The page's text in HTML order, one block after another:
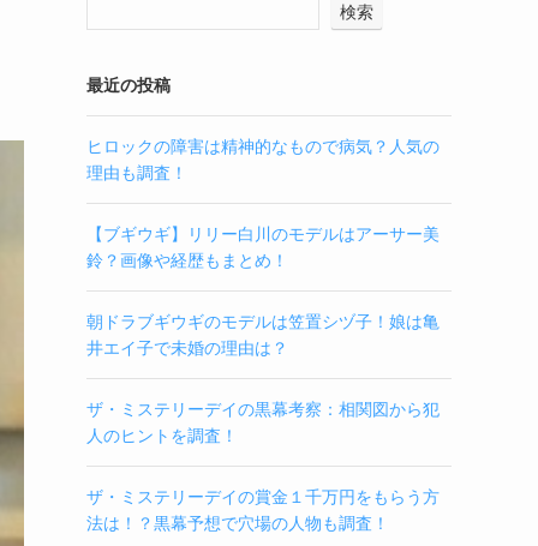
検索
最近の投稿
ヒロックの障害は精神的なもので病気？人気の
理由も調査！
【ブギウギ】リリー白川のモデルはアーサー美
鈴？画像や経歴もまとめ！
朝ドラブギウギのモデルは笠置シヅ子！娘は亀
井エイ子で未婚の理由は？
ザ・ミステリーデイの黒幕考察：相関図から犯
人のヒントを調査！
ザ・ミステリーデイの賞金１千万円をもらう方
法は！？黒幕予想で穴場の人物も調査！